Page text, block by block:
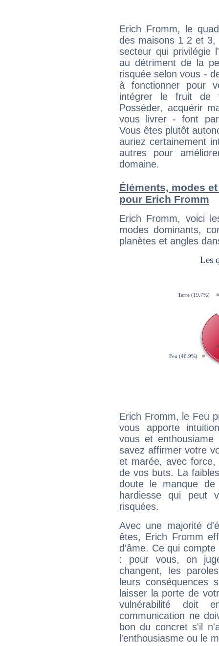
Erich Fromm, le
des maisons 1 2 et
secteur qui privilégie
au détriment de la
risquée selon vous -
à fonctionner pour
intégrer le fruit de
Posséder, acquérir
vous livrer - font
Vous êtes plutôt
auriez certainement
autres pour
domaine.
Éléments, modes
pour Erich Fromm
Erich Fromm, voici
modes dominants,
planètes et angles
Erich Fromm, le Feu
vous apporte
vous et
savez affirmer votre
et marée, avec
de vos buts. La
doute le manque
hardiesse qui peut
risquées.
Avec une majorité
êtes, Erich Fromm
d'âme. Ce qui
: pour vous, on
changent, les
leurs conséquences
laisser la porte de
vulnérabilité doit
communication ne
bon du concret s'il
l'enthousiasme ou le